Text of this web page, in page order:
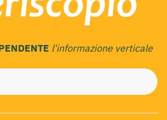
l'informazione verticale